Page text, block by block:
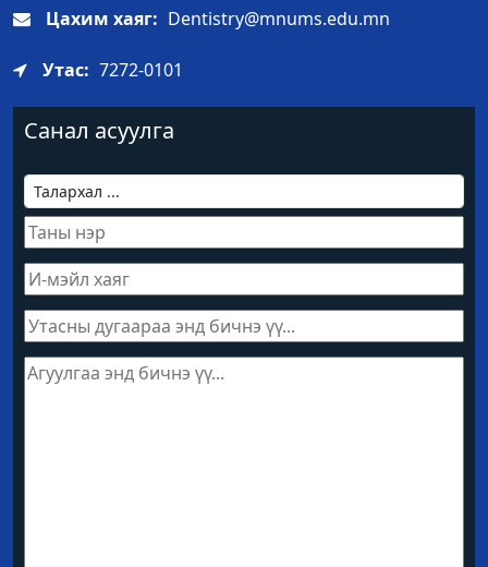
Цахим хаяг: Dentistry@mnums.edu.mn
Утас: 7272-0101
Санал асуулга